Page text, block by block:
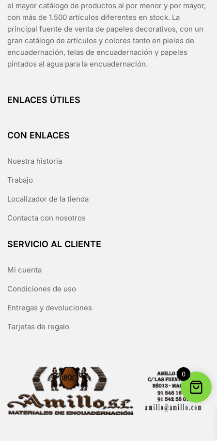
el mayor catálogo de productos al por menor y por mayor,
con más de 1.500 artículos diferentes en stock. La
principal fuente de venta de papeles decorativos, con un
gran catálogo de artículos y colores tanto en pieles de
encuadernación, telas de encuadernación y papeles
pintados al agua para la encuadernación.
ENLACES ÚTILES
CON ENLACES
Nuestra historia
Trabajo
Localizador de la tienda
Contacta con nosotros
SERVICIO AL CLIENTE
Mi cuenta
Condiciones de uso
Entregas y devoluciones
Tarjetas de regalo
0